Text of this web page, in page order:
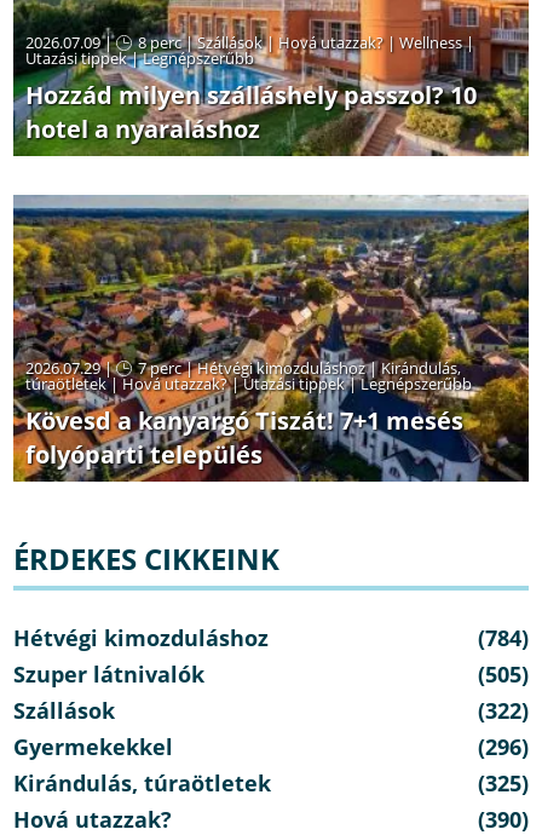
2026.07.09 | 8 perc|Szállások| Hová utazzak? |Wellness|
Utazási tippek|Legnépszerűbb
Hozzád milyen szálláshely passzol? 10
hotel a nyaraláshoz
2026.07.29 | 7 perc|Hétvégi kimozduláshoz|Kirándulás,
túraötletek|Hová utazzak?|Utazási tippek|Legnépszerűbb
Kövesd a kanyargó Tiszát! 7+1 mesés
folyóparti település
ÉRDEKES CIKKEINK
Hétvégi kimozduláshoz
(784)
Szuper látnivalók
(505)
Szállások
(322)
Gyermekekkel
(296)
Kirándulás, túraötletek
(325)
Hová utazzak?
(390)